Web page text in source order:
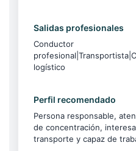
Salidas profesionales
Conductor
logístico
Perfil recomendado
Persona responsable,
de concentración,
transporte y capaz de